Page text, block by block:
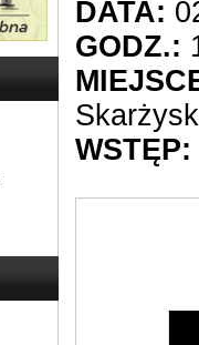
DATA:
GODZ.:
WSTĘP: